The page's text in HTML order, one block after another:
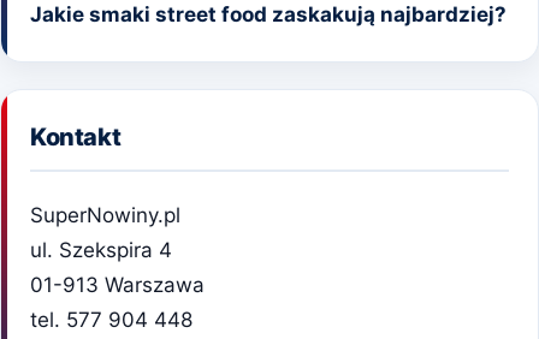
Jakie smaki street food zaskakują najbardziej?
Kontakt
SuperNowiny.pl
ul. Szekspira 4
01-913 Warszawa
tel. 577 904 448